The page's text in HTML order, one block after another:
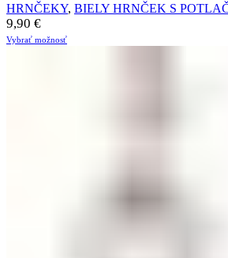
HRNČEKY, BIELY HRNČEK S
9,90 €
Vybrať možnosť